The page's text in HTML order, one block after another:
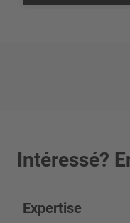
Intéressé?
Expertise